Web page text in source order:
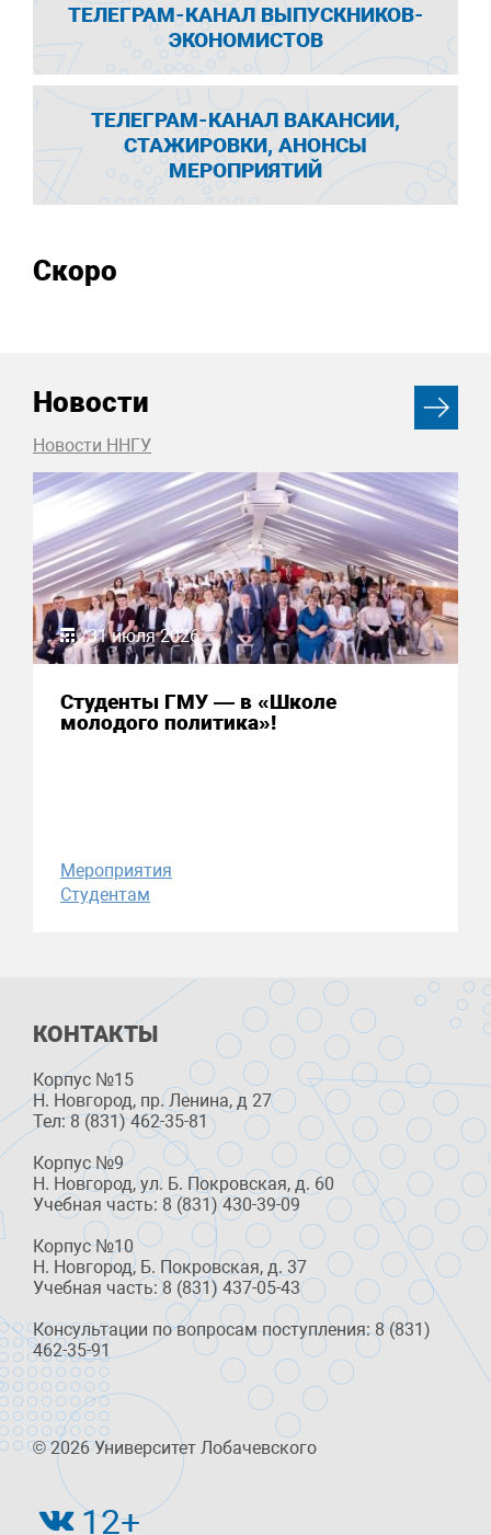
ТЕЛЕГРАМ-КАНАЛ ВЫПУСКНИКОВ-
ЭКОНОМИСТОВ
ТЕЛЕГРАМ-КАНАЛ ВАКАНСИИ,
СТАЖИРОВКИ, АНОНСЫ
МЕРОПРИЯТИЙ
Скоро
Новости
Новости ННГУ
31 июля 2026
Студенты ГМУ — в «Школе
молодого политика»!
Мероприятия
Студентам
КОНТАКТЫ
Корпус №15
Н. Новгород, пр. Ленина, д 27
Тел: 8 (831) 462-35-81
Корпус №9
Н. Новгород, ул. Б. Покровская, д. 60
Учебная часть: 8 (831) 430-39-09
Корпус №10
Н. Новгород, Б. Покровская, д. 37
Учебная часть: 8 (831) 437-05-43
Консультации по вопросам поступления: 8 (831)
462-35-91
© 2026 Университет Лобачевского
12+